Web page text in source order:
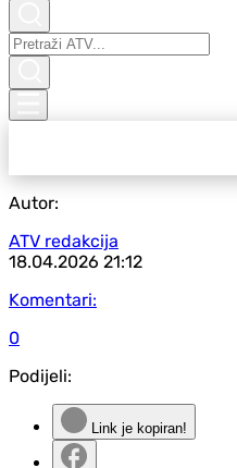
Autor:
ATV redakcija
18.04.2026 21:12
Komentari:
0
Podijeli:
Link je kopiran!